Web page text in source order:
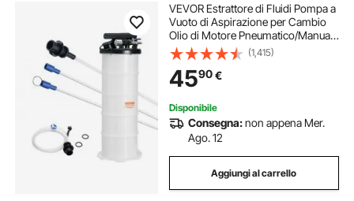
VEVOR Estrattore di Fluidi Pompa a
Vuoto di Aspirazione per Cambio
Olio di Motore Pneumatico/Manuale
Capienza max. 6,5L, Estrattore per
Cambio Olio Pompa a Vuoto Kit
Evacuazione dei Fluidi per Auto
(1,415)
4590€
Disponibile
Consegna:non appena Mer.
Ago. 12
Aggiungi al carrello